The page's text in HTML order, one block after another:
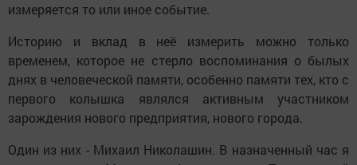
измеряется то или иное событие.
Историю и вклад в неё измерить можно только
временем, которое не стерло воспоминания о былых
днях в человеческой памяти, особенно памяти тех, кто с
первого колышка являлся активным участником
зарождения нового предприятия, нового города.
Один из них - Михаил Николашин. В назначенный час я